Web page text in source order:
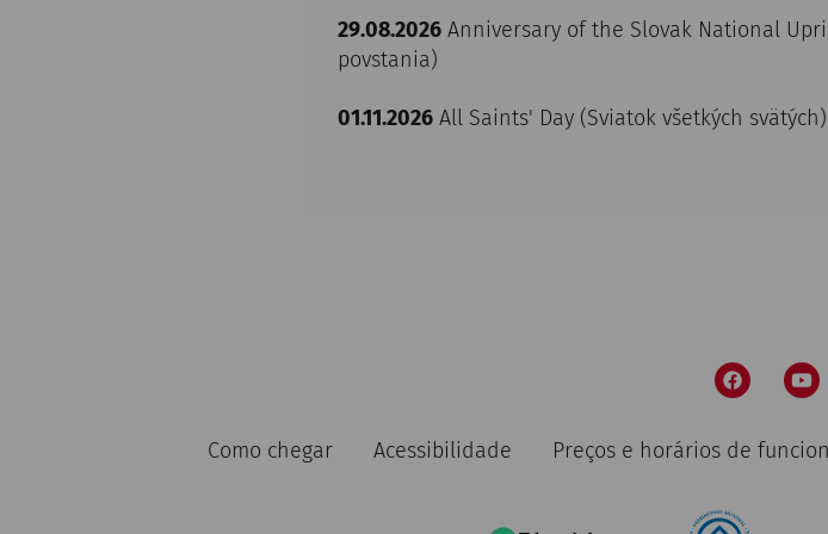
29.08.2026Anniversary of the Slovak National
povstania)
01.11.2026All Saints' Day (Sviatok všetkých svätých)
Como chegar Acessibilidade Preços e horários de